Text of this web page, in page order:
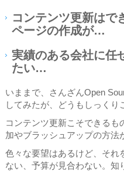
コンテンツ更新はで
ページの作成が…
実績のある会社に任
たい…
いままで、さんざんOpen
してみたが、どうもしっくり
コンテンツ更新こそできるも
加やブラッシュアップの方法
色々な要望はあるけど、それ
ない、予算が見合わない。知